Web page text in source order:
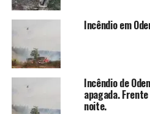
Incêndio em
Incêndio de
apagada.
noite.